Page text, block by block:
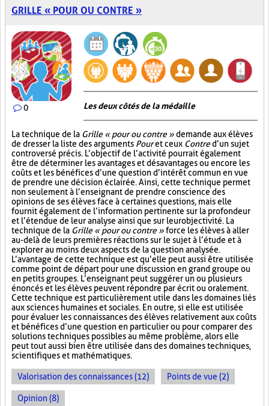
GRILLE « POUR OU CONTRE »
0 Les deux côtés de la médaille
La technique de la Grille « pour ou contre »demande aux élèves
de dresser la liste des arguments Pouret ceux Contred’un sujet
controversé précis. L’objectif de l’activité pourrait également
être de déterminer les avantages et désavantages ou encore les
coûts et les bénéfices d’une question d’intérêt commun en vue
de prendre une décision éclairée. Ainsi, cette technique permet
non seulement à l’enseignant de prendre conscience des
opinions de ses élèves face à certaines questions, mais elle
fournit également de l’information pertinente sur la profondeur
et l’étendue de leur analyse ainsi que sur leur objectivité. La
technique de la Grille « pour ou contre »force les élèves à aller
au-delà de leurs premières réactions sur le sujet à l’étude et à
explorer au moins deux aspects de la question analysée.
L’avantage de cette technique est qu’elle peut aussi être utilisée
comme point de départ pour une discussion en grand groupe ou
en petits groupes. L’enseignant peut suggérer un ou plusieurs
énoncés et les élèves peuvent répondre par écrit ou oralement.
Cette technique est particulièrement utile dans les domaines liés
aux sciences humaines et sociales. En outre, si elle est utilisée
pour évaluer les connaissances des élèves relativement aux coûts
et bénéfices d’une question en particulier ou pour comparer des
solutions techniques possibles au même problème, alors elle
peut tout aussi bien être utilisée dans des domaines techniques,
scientifiques et mathématiques.
Valorisation des connaissances (12) Points de vue (2)
Opinion (8)